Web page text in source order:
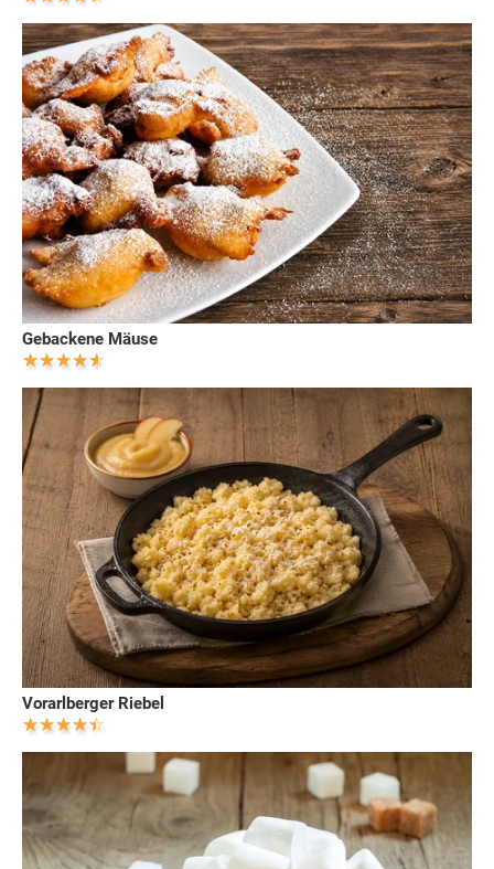
Gebackene Mäuse
Vorarlberger Riebel